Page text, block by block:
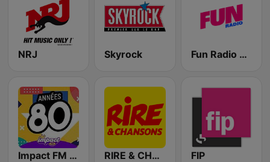
NRJ Skyrock Fun Radio FRANCE
Impact FM - Années 80 RIRE & CHANSONS FIP